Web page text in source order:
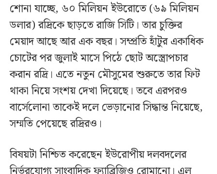
শোনা যাচ্ছে, ৬০ মিলিয়ন ইউরোতে (৬৯ মিলিয়ন
ডলার) রদ্রিকে ছাড়তে রাজি সিটি। তার চুক্তির
মেয়াদ আছে আর এক বছর। সম্প্রতি হাঁটুর একাধিক
চোটের পর জুলাই মাসে পিঠে ছোট অস্ত্রোপচার
করান রদ্রি। এতে নতুন মৌসুমের শুরুতে তার ফিট
থাকা নিয়ে সংশয় দেখা দিয়েছে। তবে এরপরও
বার্সেলোনা তাকেই দলে ভেড়ানোর সিদ্ধান্ত নিয়েছে,
সম্মতি পেয়েছে রদ্রিরও।
বিষয়টা নিশ্চিত করেছেন ইউরোপীয় দলবদলের